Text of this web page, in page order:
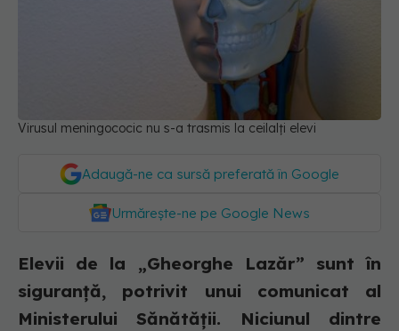
Virusul meningococic nu s-a trasmis la ceilalți elevi
Adaugă-ne ca sursă preferată în Google
Urmărește-ne pe Google News
Elevii de la „Gheorghe Lazăr” sunt în
siguranță, potrivit unui comunicat al
Ministerului Sănătății. Niciunul dintre